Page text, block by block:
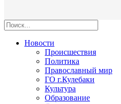
Новости
Происшествия
Политика
Православный мир
ГО г.Кулебаки
Культура
Образование